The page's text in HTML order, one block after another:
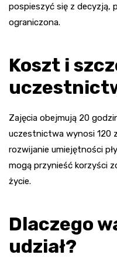
pospieszyć się z decyzją,
ograniczona.
Koszt i
Zajęcia obejmują 20
uczestnictwa wynosi 120
rozwijanie umiejętności
mogą przynieść korzyści
życie.
Dlaczego
udział?